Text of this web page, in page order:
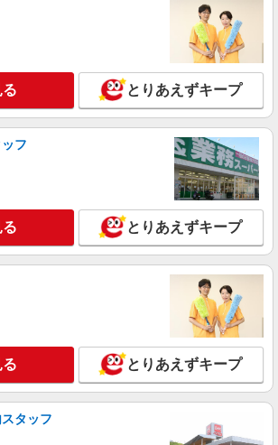
詳細を見る
2076356
生駅すぐ★病院でお掃除/食事の配膳など♪★
募★
時給1600円〜2250円 ＜日払い有/週払い有/交
詳細を見る
収入を目指したい方必見！未経験でも日収
時給1600円〜2250円 ＜日払い有/週払い有/交
費全支給(ガソリン代含む)＞
羽生市｜羽生駅すぐ
とりあえずキープ
フ
とりあえずキープ
とりあえずキープ
タッフ